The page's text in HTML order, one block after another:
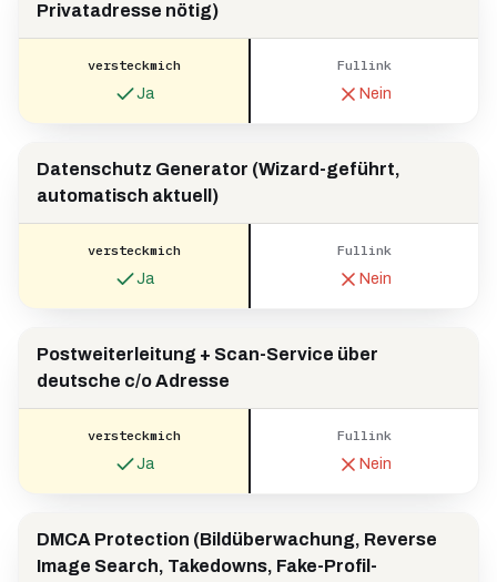
Privatadresse nötig)
versteckmich
Ja
Fullink
Nein
Datenschutz Generator (Wizard-geführt,
automatisch aktuell)
versteckmich
Ja
Fullink
Nein
Postweiterleitung + Scan-Service über
deutsche c/o Adresse
versteckmich
Ja
Fullink
Nein
DMCA Protection (Bildüberwachung, Reverse
Image Search, Takedowns, Fake-Profil-